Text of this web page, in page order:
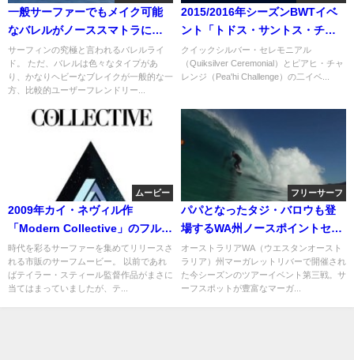
一般サーファーでもメイク可能
なバレルがノーススマトラに！
フリーサーフィン動画
サーフィンの究極と言われるバレルライ
ド。 ただ、バレルは色々なタイプがあ
り、かなりヘビーなブレイクが一般的な一
方、比較的ユーザーフレンドリー...
2015/2016年シーズンBWTイベ
ント「トドス・サントス・チャ
レンジ」が1月17日開催決定
クイックシルバー・セレモニアル
（Quiksilver Ceremonial）とピアヒ・チャ
レンジ（Pea'hi Challenge）の二イベ...
ムービー
2009年カイ・ネヴィル作
「Modern Collective」のフルム
ービーが無料配信
時代を彩るサーファーを集めてリリースさ
れる市販のサーフムービー。 以前であれ
ばテイラー・スティール監督作品がまさに
当てはまっていましたが、テ...
フリーサーフ
パパとなったタジ・バロウも登
場するWA州ノースポイントセッ
ション
オーストラリアWA（ウエスタンオースト
ラリア）州マーガレットリバーで開催され
た今シーズンのツアーイベント第三戦。サ
ーフスポットが豊富なマーガ...